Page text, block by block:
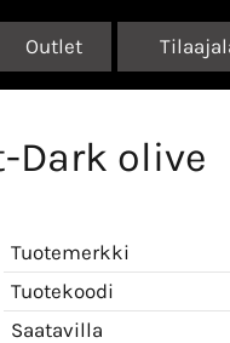
Outlet
Dark olive
Tuotemerkki
Tuotekoodi
Saatavilla